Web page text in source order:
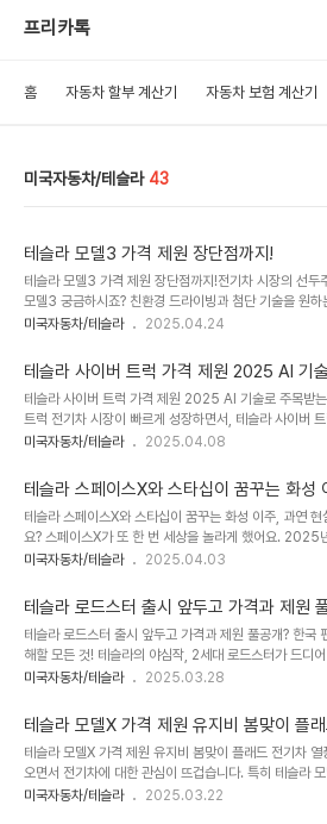
프리카톡
홈 자동차 할부 계산기 자동차 보험 계산기
미국자동차/테슬라 43
테슬라 모델3 가격 제원 장단점까지!
테슬라 모델3 가격 제원 장단점까지!전기차 시장의 선두
모델3 궁금하시죠? 친환경 드라이빙과 첨단 기술을 원하
자들에게 이 차는 왜 매력적인 선택일까요? 2025년 최신
쉽게 정리했어요. 실용성과 감성을 모두 잡고 싶다면, 이
읽어보세요!📖 목차1. 테슬라 모델3 주요 내용2. 테슬라
인과 옵션 설명3. 테슬라 모델3 가격 및 경쟁 비교4. 테
특징과 장단점5. 테슬라 모델3 최신 이슈 테슬라 모델3
모델 선택 모델 선택 RWD - 5,199만 원 ..
미국자동차/테슬라 2025.04.24
테슬라 사이버 트럭 가격 제원 2025 AI 기
받는 전기 픽업트럭
테슬라 사이버 트럭 가격 제원 2025 AI 기술로 주목받
트럭 전기차 시장이 빠르게 성장하면서, 테슬라 사이버
디자인과 첨단 기술로 전 세계 자동차 팬들의 관심을 끌고
다시 한번 화제가 되고 있죠. "테슬라 사이버 트럭 가격이
"어떤 활용 방법이 가능할까?" 같은 궁금증을 가진 분들
최신 정보를 제공하며, 국내 독자들에게 실용성과 비용 측
의미가 있는지 알아볼게요. 단순히 차량 스펙을 넘어, 사
주는 혁신과 일상에서의 가치를 함께 탐구해봅시다.📖 목
2025년 최신 ..
미국자동차/테슬라 2025.04.08
테슬라 스페이스X와 스타십이 꿈꾸는 화성
현실이 될까요?
테슬라 스페이스X와 스타십이 꿈꾸는 화성 이주, 과연 현
요? 스페이스X가 또 한 번 세상을 놀라게 했어요. 2025
십의 7차 시험비행이 하늘에서 폭발로 끝나며 화성 이주
지 않고 있죠. 스페이스X는 우주 기술의 선두주자로, 스타
신 로켓을 통해 인류를 화성으로 데려가려는 야심을 품고
이야기가 공유된다면, "화성에 집을 짓고 살 날이 올까요
은 현실이 될 수 있을까요?📖 목차1. 스페이스X, 우주를
시작이에요2. 스타십, 화성으로 가는 열쇠죠3. 화성 이주,
풀어보는 궁금증이에..
미국자동차/테슬라 2025.04.03
테슬라 로드스터 출시 앞두고 가격과 제원
국 팬들이 궁금해할 모든 것!
테슬라 로드스터 출시 앞두고 가격과 제원 풀공개? 한국
해할 모든 것! 테슬라의 야심작, 2세대 로드스터가 드디
시를 앞두고 있습니다. 2017년 프로토타입 공개 이후 여
고 있어요. 테슬라 로드스터 가격부터 제원, 연비, 특징까
자 여러분이 궁금해할 실용적인 정보를 중심으로 정리했
에서 “이 차 정말 대단하네!”라는 반응을 끌어낼 만한 흥
함께, 지금부터 자세히 알아볼게요!📖 목차1. 테슬라 로
과연 현실적일까?2. 테슬라 로드스터 제원, 슈퍼카의 새
미국자동차/테슬라 2025.03.28
테슬라 모델X 가격 제원 유지비 봄맞이 플
열풍!
테슬라 모델X 가격 제원 유지비 봄맞이 플래드 전기차 열
오면서 전기차에 대한 관심이 뜨겁습니다. 특히 테슬라
한 디자인과 강력한 성능으로 많은 이들의 시선을 사로잡
미국자동차/테슬라 2025.03.22